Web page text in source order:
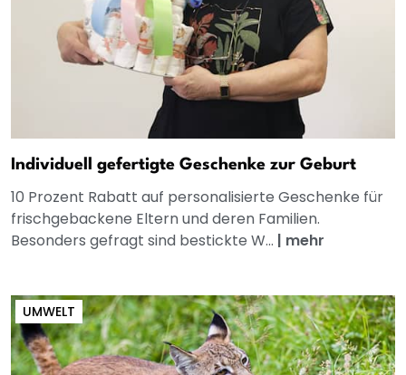
Individuell gefertigte Geschenke zur Geburt
10 Prozent Rabatt auf personalisierte Geschenke für
frischgebackene Eltern und deren Familien.
Besonders gefragt sind bestickte W... | mehr
UMWELT